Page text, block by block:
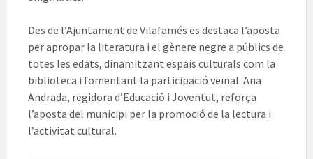
Des de l’Ajuntament de Vilafamés es destaca l’aposta
per apropar la literatura i el gènere negre a públics de
totes les edats, dinamitzant espais culturals com la
biblioteca i fomentant la participació veïnal. Ana
Andrada, regidora d’Educació i Joventut, reforça
l’aposta del municipi per la promoció de la lectura i
l’activitat cultural.